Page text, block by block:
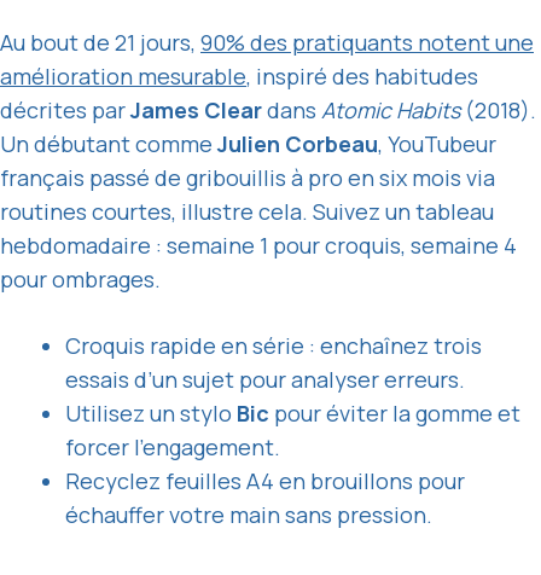
Au bout de 21 jours, 90% des pratiquants notent une
amélioration mesurable, inspiré des habitudes
décrites parJames Cleardans Atomic Habits(2018).
Un débutant commeJulien Corbeau, YouTubeur
français passé de gribouillis à pro en six mois via
routines courtes, illustre cela. Suivez un tableau
hebdomadaire : semaine 1 pour croquis, semaine 4
pour ombrages.
Croquis rapide en série : enchaînez trois
essais d’un sujet pour analyser erreurs.
Utilisez un stylo Bic pour éviter la gomme et
forcer l’engagement.
Recyclez feuilles A4 en brouillons pour
échauffer votre main sans pression.